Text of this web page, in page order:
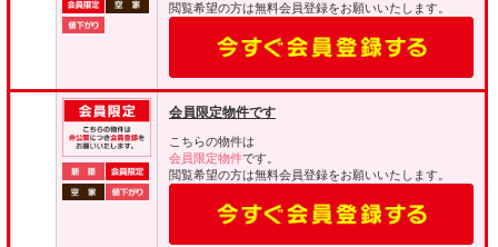
閲覧希望の方は無料会員登録をお願いいたします。
会員限定物件です
こちらの物件は
会員限定物件です。
閲覧希望の方は無料会員登録をお願いいたします。